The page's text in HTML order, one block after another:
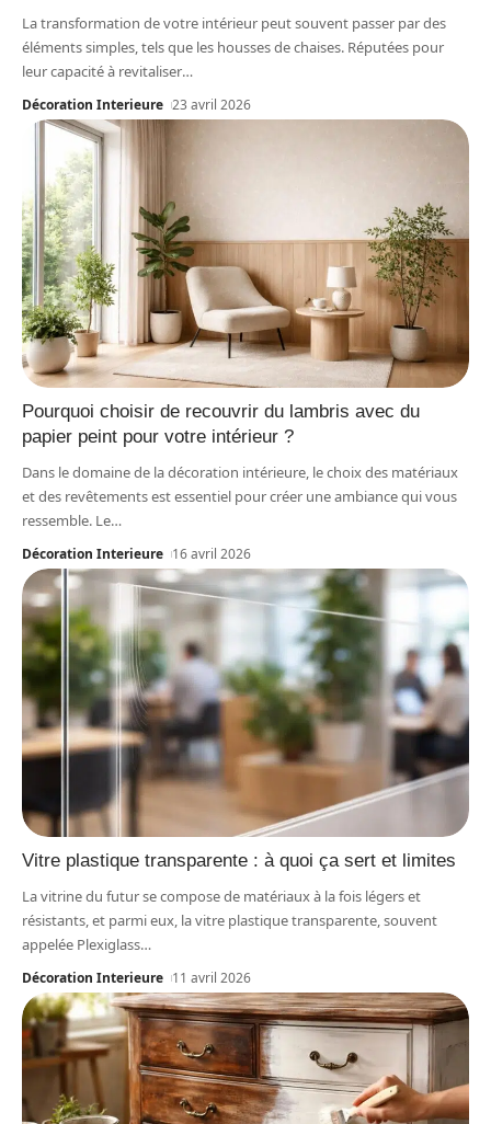
La transformation de votre intérieur peut souvent passer par des
éléments simples, tels que les housses de chaises. Réputées pour
leur capacité à revitaliser…
Décoration Interieure 23 avril 2026
Pourquoi choisir de recouvrir du lambris avec du
papier peint pour votre intérieur ?
Dans le domaine de la décoration intérieure, le choix des matériaux
et des revêtements est essentiel pour créer une ambiance qui vous
ressemble. Le…
Décoration Interieure 16 avril 2026
Vitre plastique transparente : à quoi ça sert et limites
La vitrine du futur se compose de matériaux à la fois légers et
résistants, et parmi eux, la vitre plastique transparente, souvent
appelée Plexiglass…
Décoration Interieure 11 avril 2026